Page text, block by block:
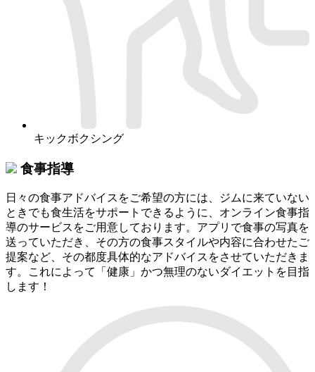
キックボクシング
食事指導
日々の食事アドバイスをご希望の方には、ジムに来ていない
ときでも食生活をサポートできるように、オンライン食事指
導のサービスをご用意しております。アプリで食事の写真を
送っていただき、その方の食事スタイルや内容に合わせたご
提案など、その都度具体的なアドバイスをさせていただきま
す。これによって「健康」かつ無理のないダイエットを目指
します！